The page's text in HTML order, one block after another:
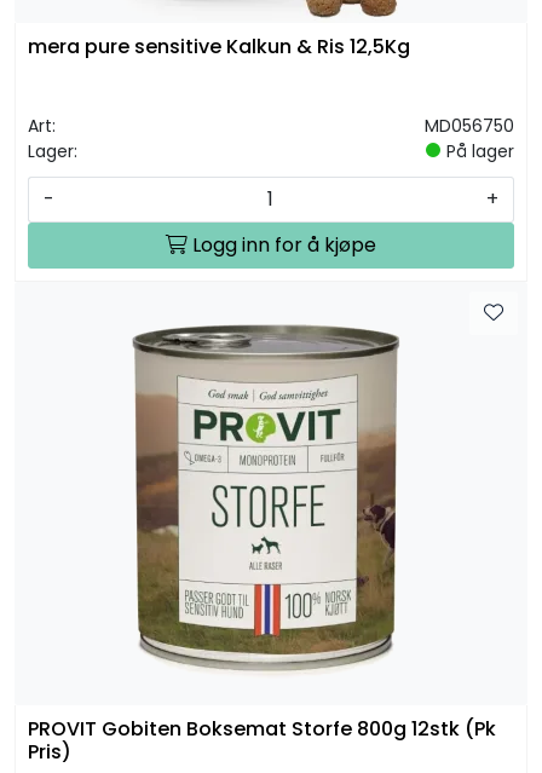
mera pure sensitive Kalkun & Ris 12,5Kg
Art:
MD056750
Lager:
På lager
-
+
Logg inn for å kjøpe
PROVIT Gobiten Boksemat Storfe 800g 12stk (Pk
Pris)